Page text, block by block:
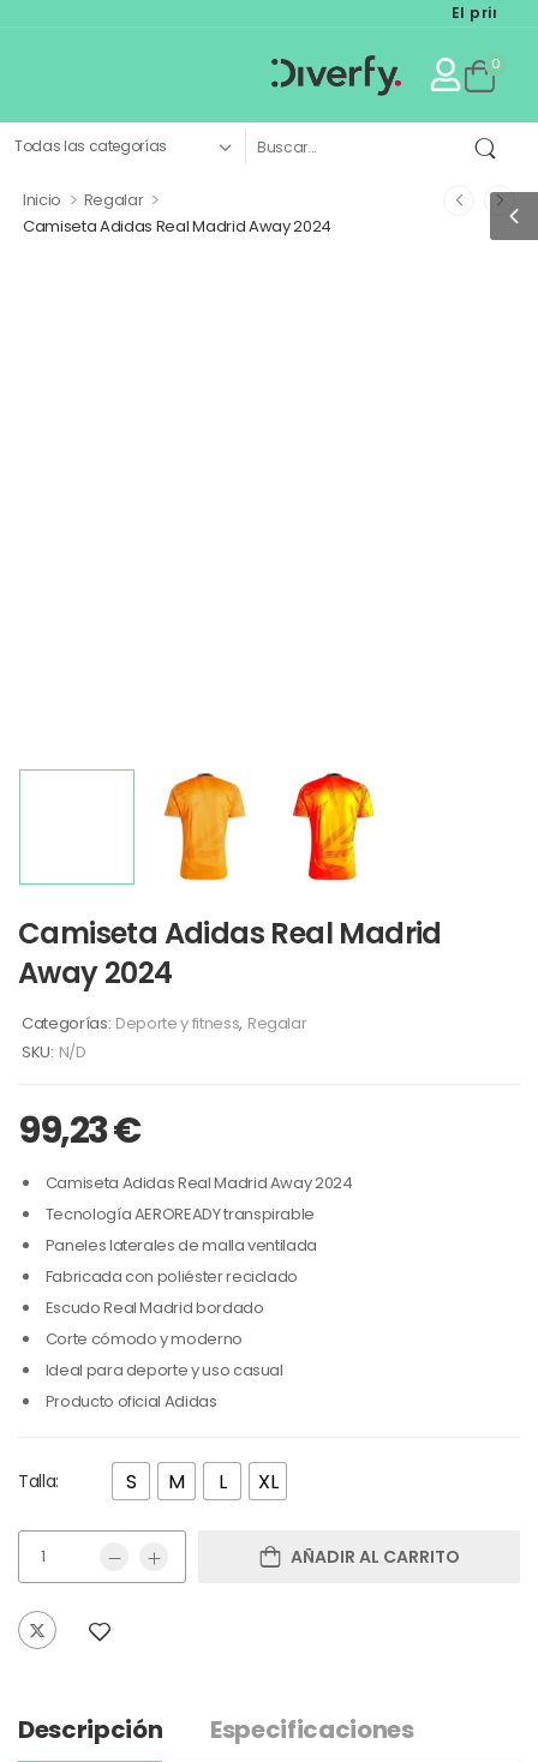
El primer
0
Inicio > Regalar >
Camiseta Adidas Real Madrid Away 2024
Camiseta Adidas Real Madrid
Away 2024
Categorías: Deporte y fitness, Regalar
SKU: N/D
99,23€
Camiseta Adidas Real Madrid Away 2024
Tecnología AEROREADY transpirable
Paneles laterales de malla ventilada
Fabricada con poliéster reciclado
Escudo Real Madrid bordado
Corte cómodo y moderno
Ideal para deporte y uso casual
Producto oficial Adidas
Talla: S M L XL
AÑADIR AL CARRITO
Descripción Especificaciones